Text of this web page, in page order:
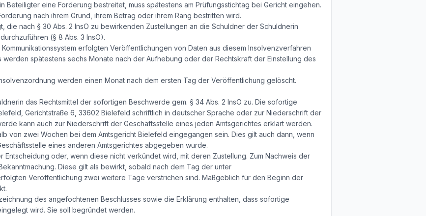
Beteiligter eine Forderung bestreitet, muss spätestens am Prüfungsstichtag bei Gericht eingehen.
nach ihrem Grund, ihrem Betrag oder ihrem Rang bestritten wird.
die nach § 30 Abs. 2 InsO zu bewirkenden Zustellungen an die Schuldner der Schuldnerin
(§ 8 Abs. 3 InsO).
erfolgten Veröffentlichungen von Daten aus diesem Insolvenzverfahren
spätestens sechs Monate nach der Aufhebung oder der Rechtskraft der Einstellung des
werden einen Monat nach dem ersten Tag der Veröffentlichung gelöscht.
das Rechtsmittel der sofortigen Beschwerde gem. § 34 Abs. 2 InsO zu. Die sofortige
Gerichtstraße 6, 33602 Bielefeld schriftlich in deutscher Sprache oder zur Niederschrift der
kann auch zur Niederschrift der Geschäftsstelle eines jeden Amtsgerichtes erklärt werden.
von zwei Wochen bei dem Amtsgericht Bielefeld eingegangen sein. Dies gilt auch dann, wenn
eines anderen Amtsgerichtes abgegeben wurde.
Entscheidung oder, wenn diese nicht verkündet wird, mit deren Zustellung. Zum Nachweis der
Diese gilt als bewirkt, sobald nach dem Tag der unter
Veröffentlichung zwei weitere Tage verstrichen sind. Maßgeblich für den Beginn der
des angefochtenen Beschlusses sowie die Erklärung enthalten, dass sofortige
wird. Sie soll begründet werden.